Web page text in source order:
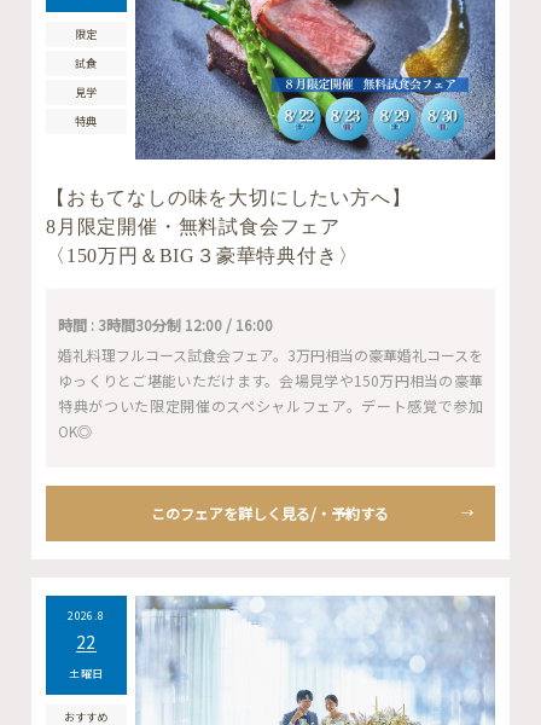
限定
試食
見学
特典
【おもてなしの味を大切にしたい方へ】
8月限定開催・無料試食会フェア
〈150万円＆BIG３豪華特典付き〉
時間 : 3時間30分制 12:00 / 16:00
婚礼料理フルコース試食会フェア。3万円相当の豪華婚礼コースを
ゆっくりとご堪能いただけます。会場見学や150万円相当の豪華
特典がついた限定開催のスペシャルフェア。デート感覚で参加
OK◎
このフェアを詳しく見る/・予約する
2026.8
22
土曜日
おすすめ